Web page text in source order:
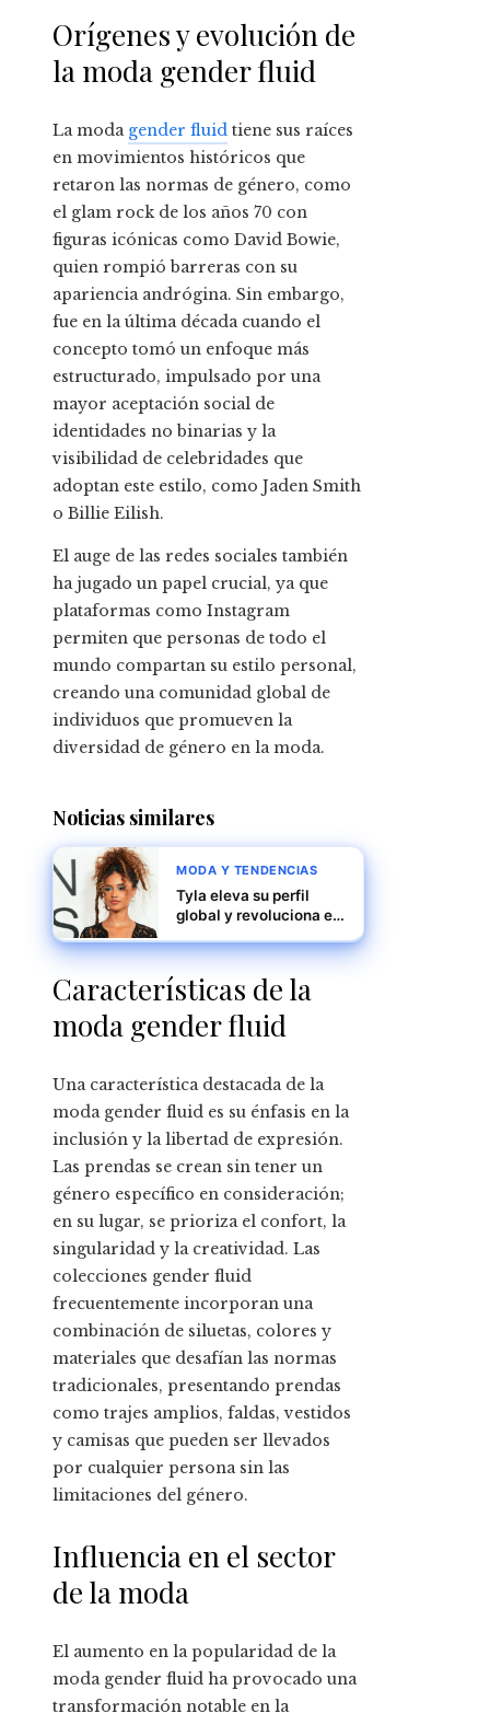
Orígenes y evolución de
la moda gender fluid
La moda gender fluid tiene sus raíces
en movimientos históricos que
retaron las normas de género, como
el glam rock de los años 70 con
figuras icónicas como David Bowie,
quien rompió barreras con su
apariencia andrógina. Sin embargo,
fue en la última década cuando el
concepto tomó un enfoque más
estructurado, impulsado por una
mayor aceptación social de
identidades no binarias y la
visibilidad de celebridades que
adoptan este estilo, como Jaden Smith
o Billie Eilish.
El auge de las redes sociales también
ha jugado un papel crucial, ya que
plataformas como Instagram
permiten que personas de todo el
mundo compartan su estilo personal,
creando una comunidad global de
individuos que promueven la
diversidad de género en la moda.
Noticias similares
MODA Y TENDENCIAS
Tyla eleva su perfil
global y revoluciona el
Características de la
moda gender fluid
Una característica destacada de la
moda gender fluid es su énfasis en la
inclusión y la libertad de expresión.
Las prendas se crean sin tener un
género específico en consideración;
en su lugar, se prioriza el confort, la
singularidad y la creatividad. Las
colecciones gender fluid
frecuentemente incorporan una
combinación de siluetas, colores y
materiales que desafían las normas
tradicionales, presentando prendas
como trajes amplios, faldas, vestidos
y camisas que pueden ser llevados
por cualquier persona sin las
limitaciones del género.
Influencia en el sector
de la moda
El aumento en la popularidad de la
moda gender fluid ha provocado una
transformación notable en la